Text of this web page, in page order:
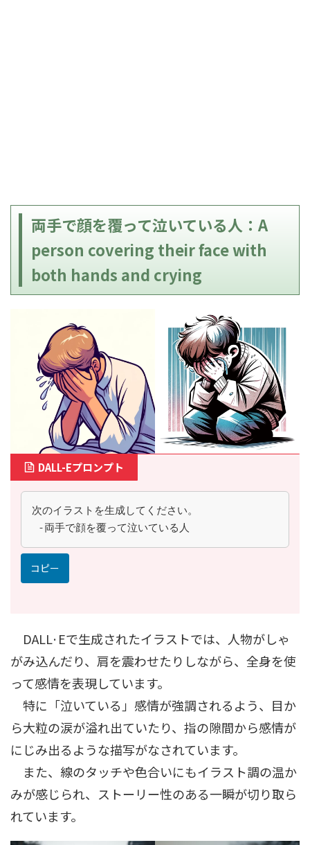
両手で顔を覆って泣いている人：A
person covering their face with
both hands and crying
DALL-Eプロンプト
次のイラストを生成してください。
-両手で顔を覆って泣いている人
コピー
DALL·Eで生成されたイラストでは、人物がしゃ
がみ込んだり、肩を震わせたりしながら、全身を使
って感情を表現しています。
特に「泣いている」感情が強調されるよう、目か
ら大粒の涙が溢れ出ていたり、指の隙間から感情が
にじみ出るような描写がなされています。
また、線のタッチや色合いにもイラスト調の温か
みが感じられ、ストーリー性のある一瞬が切り取ら
れています。